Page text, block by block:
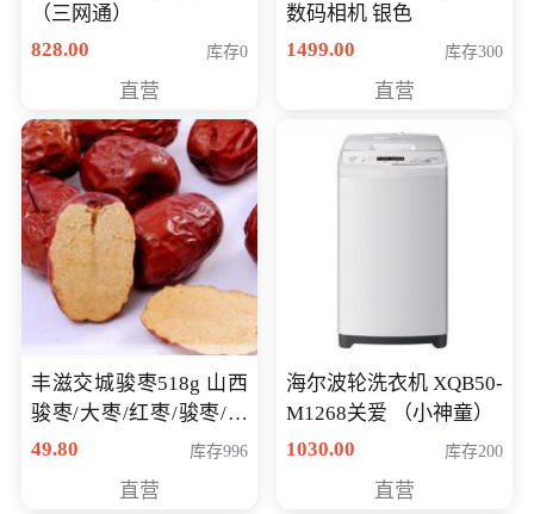
（三网通）
828.00
库存0
直营
数码相机 银色
1499.00
库存300
直营
丰滋交城骏枣518g 山西
骏枣/大枣/红枣/骏枣/热
销千件/
49.80 库存996
直营
海尔波轮洗衣机 XQB50-
M1268关爱 （小神童）
1030.00
库存200
直营